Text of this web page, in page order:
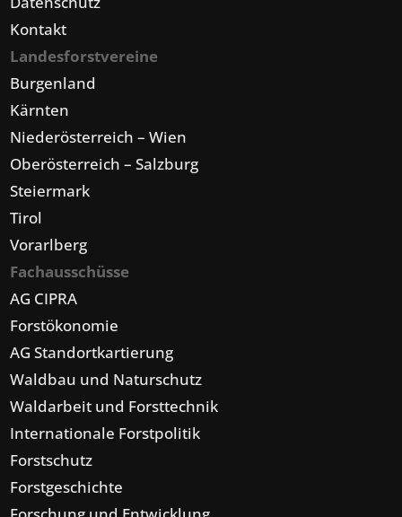
Kontakt
Landesforstvereine
Burgenland
Kärnten
Niederösterreich – Wien
Oberösterreich – Salzburg
Steiermark
Tirol
Vorarlberg
Fachausschüsse
AG CIPRA
Forstökonomie
AG Standortkartierung
Waldbau und Naturschutz
Waldarbeit und Forsttechnik
Internationale Forstpolitik
Forstschutz
Forstgeschichte